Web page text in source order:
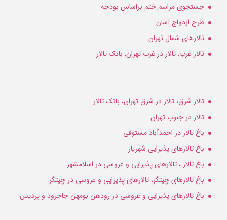
جستجوی مراسم ختم براساس بودجه
طرح ازدواج آسان
تالارهای شمال تهران
تالار غرب, تالار در غرب تهران, بانک تالار
تالار شرق، تالار در شرق تهران، بانک تالار
تالار در جنوب تهران
باغ تالار در احمدآباد مستوفی
باغ تالارهای پذیرایی شهریار
باغ تالار ، تالارهای پذیرایی و عروسی در اسلامشهر
باغ تالارهای چیتگر، تالارهای پذیرایی و عروسی در چیتگر
باغ تالارهای پذیرایی و عروسی در رودهن بومهن جاجرود و پردیس